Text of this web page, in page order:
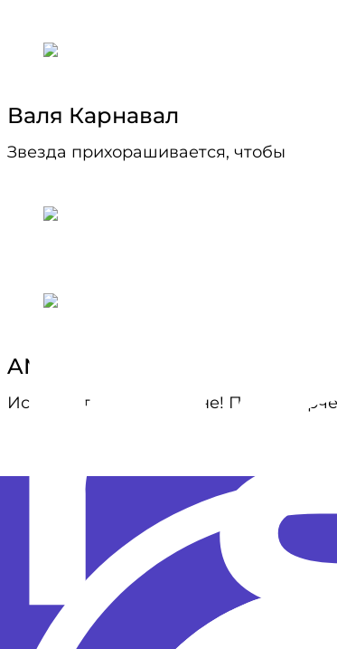
Валя Карнавал
Звезда прихорашивается, чтобы
ANIKV
Исполнительница в огне! Пылает
Катя Клэп